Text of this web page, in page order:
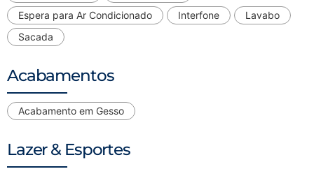
Espera para Ar Condicionado
Interfone
Lavabo
Sacada
Acabamentos
Acabamento em Gesso
Lazer & Esportes